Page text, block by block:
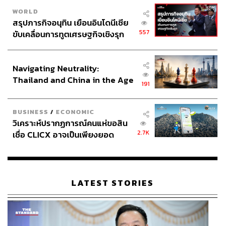
WORLD
สรุปภารกิจอนุทิน เยือนอินโดนีเซีย
ขับเคลื่อนการทูตเศรษฐกิจเชิงรุก
557
Navigating Neutrality:
Thailand and China in the Age
191
BUSINESS / ECONOMIC
วิเคราะห์ปรากฏการณ์คนแห่ขอสิน
เชื่อ CLICX อาจเป็นเพียงยอด
เรือนไทยที่ถูกซุกไว้
2.7K
LATEST STORIES